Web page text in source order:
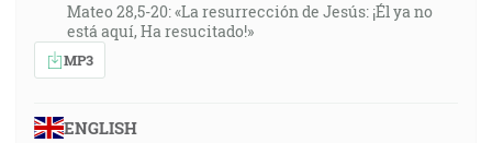
Mateo 28,5-20: «La resurrección de Jesús: ¡Él ya no
está aquí, Ha resucitado!»
MP3
ENGLISH